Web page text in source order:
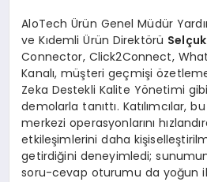
AloTech Ürün Genel Müdür
ve Kıdemli Ürün Direktörü
Connector, Click2Connect,
Kanalı, müşteri geçmişi
Zeka Destekli Kalite Yönetimi
demolarla tanıttı. Katılımcılar,
merkezi operasyonlarını
etkileşimlerini daha
getirdiğini deneyimledi;
soru-cevap oturumu da yoğun